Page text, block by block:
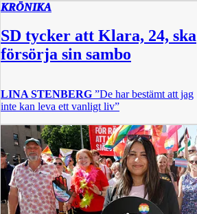
KRÖNIKA
SD tycker att Klara, 24, ska
försörja sin sambo
LINA STENBERG ”De har bestämt att jag
inte kan leva ett vanligt liv”